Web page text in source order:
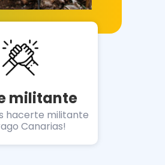
militante
hacerte militante
Canarias!